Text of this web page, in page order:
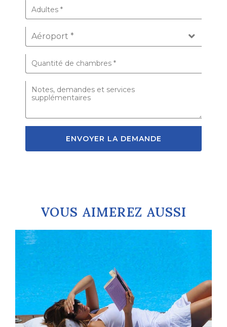
ENVOYER LA DEMANDE
VOUS AIMEREZ AUSSI